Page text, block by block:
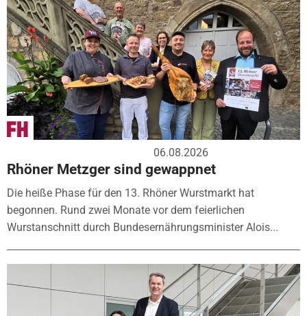
06.08.2026
Rhöner Metzger sind gewappnet
Die heiße Phase für den 13. Rhöner Wurstmarkt hat
begonnen. Rund zwei Monate vor dem feierlichen
Wurstanschnitt durch Bundesernährungsminister Alois...